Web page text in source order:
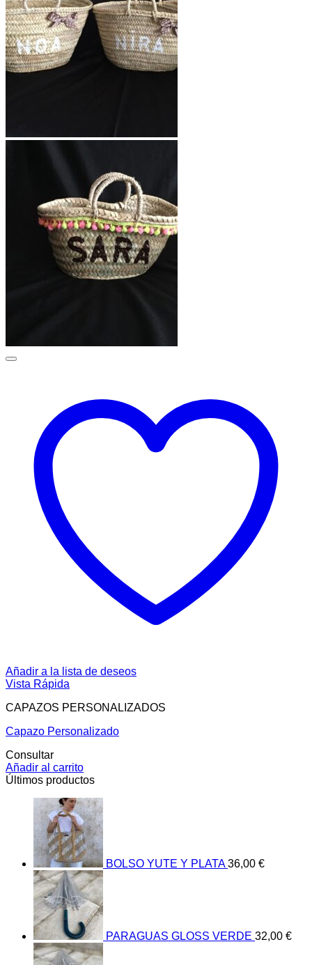
Añadir a la lista de deseos
Vista Rápida
CAPAZOS PERSONALIZADOS
Capazo Personalizado
Consultar
Añadir al carrito
Últimos productos
BOLSO YUTE Y PLATA 36,00 €
PARAGUAS GLOSS VERDE 32,00 €